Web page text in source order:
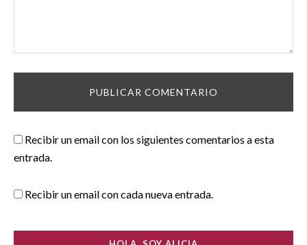
Recibir un email con los siguientes comentarios a esta
entrada.
Recibir un email con cada nueva entrada.